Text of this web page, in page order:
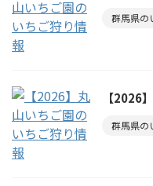
群馬県の
【2026
群馬県の